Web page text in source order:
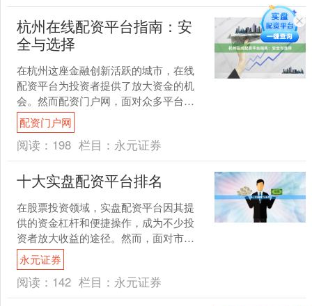
杭州在线配资平台指南：安
全与选择
在杭州这座金融创新活跃的城市，在线
配资平台为投资者提供了放大资金的机
会。然而配资门户网，面对众多平台，
如何选择安全可靠的配资服务，成为投
资者必须掌握的关键技能。....
配资门户网
阅读： 198 栏目： 永元证券
十大实盘配资平台排名
在股票投资领域，实盘配资平台因其提
供的资金杠杆和便捷操作，成为不少投
资者放大收益的途径。然而，面对市场
上众多平台，如何选择安全可靠的实盘
配资平台成为关键。本文将....
永元证券
阅读： 142 栏目： 永元证券